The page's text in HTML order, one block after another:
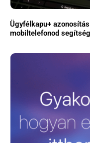
Ügyfélkapu+
mobiltelefonod